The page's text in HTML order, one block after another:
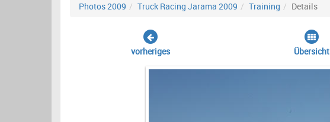
Photos 2009 Truck Racing Jarama 2009 Training Details
vorheriges Übersicht